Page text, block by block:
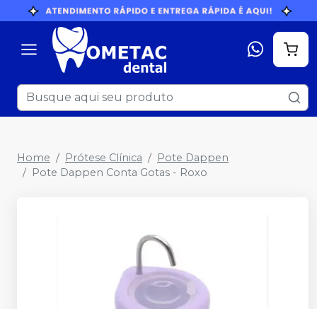
Home Prótese Clínica
Pote Dappen
Pote Dappen Conta Gotas - Roxo